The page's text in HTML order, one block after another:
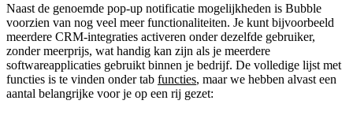
Naast de genoemde pop-up notificatie mogelijkheden is Bubble
voorzien van nog veel meer functionaliteiten. Je kunt bijvoorbeeld
meerdere CRM-integraties activeren onder dezelfde gebruiker,
zonder meerprijs, wat handig kan zijn als je meerdere
softwareapplicaties gebruikt binnen je bedrijf. De volledige lijst met
functies is te vinden onder tab functies, maar we hebben alvast een
aantal belangrijke voor je op een rij gezet: